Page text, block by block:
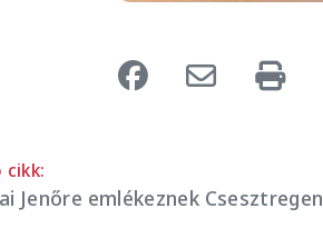
cikk:
Jenőre emlékeznek Csesztregen